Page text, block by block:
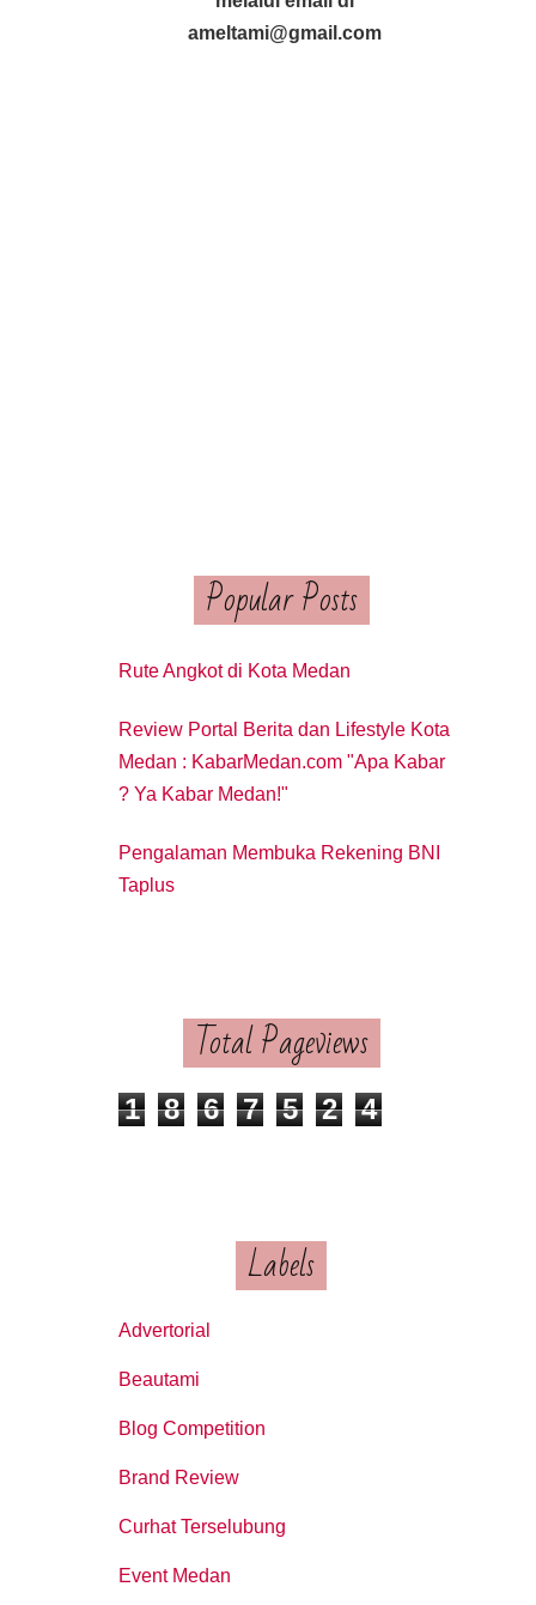
ameltami@gmail.com
Popular Posts
Rute Angkot di Kota Medan
Review Portal Berita dan Lifestyle Kota
Medan : KabarMedan.com "Apa Kabar
? Ya Kabar Medan!"
Pengalaman Membuka Rekening BNI
Taplus
Total Pageviews
1 8 6 7 5 2 4
Labels
Advertorial
Beautami
Blog Competition
Brand Review
Curhat Terselubung
Event Medan